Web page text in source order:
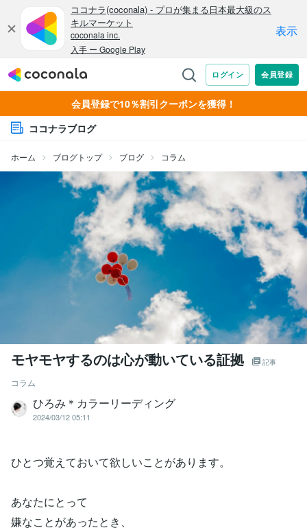
会員登録で10％割引クーポンを獲得！
ココナラブログ
ホーム ブログトップ ブログ コラム
モヤモヤするのは心が動いている証拠 記事
コラム
ひろみ＊カラーリーディング
2024/03/12 05:11
ひとつ覚えておいて欲しいことがあります。
あなたにとって
嫌なことがあったとき、